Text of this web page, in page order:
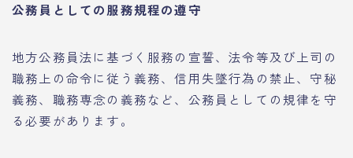
公務員としての服務規程の遵守
地方公務員法に基づく服務の宣誓、法令等及び上司の
職務上の命令に従う義務、信用失墜行為の禁止、守秘
義務、職務専念の義務など、公務員としての規律を守
る必要があります。